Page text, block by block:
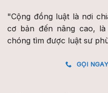
"Cộng đồng luật là nơi
cơ bản đến nâng cao,
chóng tìm được luật sư
GỌI NGAY